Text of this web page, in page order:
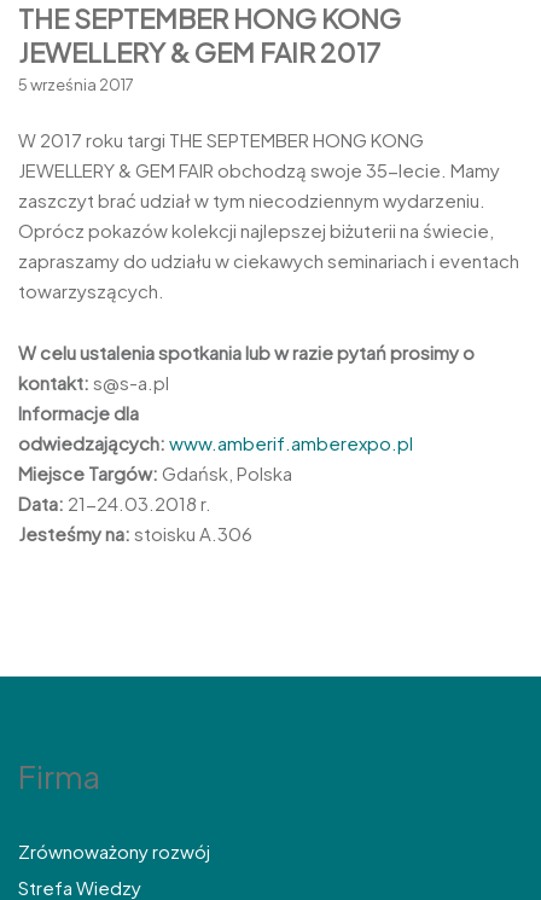
THE SEPTEMBER HONG KONG
JEWELLERY & GEM FAIR 2017
5 września 2017
W 2017 roku targi THE SEPTEMBER HONG KONG
JEWELLERY & GEM FAIR obchodzą swoje 35-lecie. Mamy
zaszczyt brać udział w tym niecodziennym wydarzeniu.
Oprócz pokazów kolekcji najlepszej biżuterii na świecie,
zapraszamy do udziału w ciekawych seminariach i eventach
towarzyszących.
W celu ustalenia spotkania lub w razie pytań prosimy o
kontakt: s@s-a.pl
Informacje dla
odwiedzających: www.amberif.amberexpo.pl
Miejsce Targów: Gdańsk, Polska
Data: 21-24.03.2018 r.
Jesteśmy na: stoisku A.306
Firma
Zrównoważony rozwój
Strefa Wiedzy